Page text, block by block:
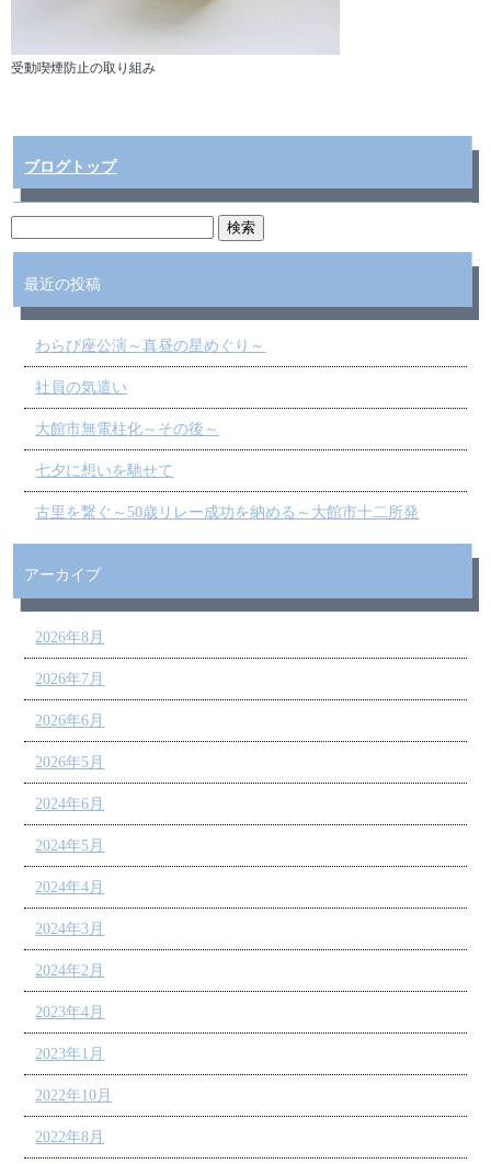
受動喫煙防止の取り組み
ブログトップ
最近の投稿
わらび座公演～真昼の星めぐり～
社員の気遣い
大館市無電柱化～その後～
七夕に想いを馳せて
古里を繋ぐ～50歳リレー成功を納める～大館市十二所発
アーカイブ
2026年8月
2026年7月
2026年6月
2026年5月
2024年6月
2024年5月
2024年4月
2024年3月
2024年2月
2023年4月
2023年1月
2022年10月
2022年8月